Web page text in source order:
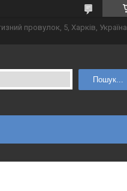
провулок, 5, Харків, Україна
Пошук...